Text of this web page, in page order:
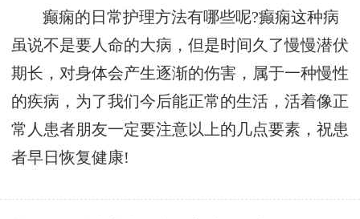
癫痫的日常护理方法有哪些呢?癫痫这种病
虽说不是要人命的大病，但是时间久了慢慢潜伏
期长，对身体会产生逐渐的伤害，属于一种慢性
的疾病，为了我们今后能正常的生活，活着像正
常人患者朋友一定要注意以上的几点要素，祝患
者早日恢复健康!